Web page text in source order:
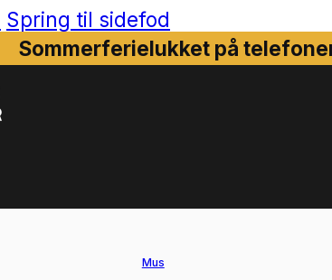
Spring til sidefod
Sommerferielukket på
Mus